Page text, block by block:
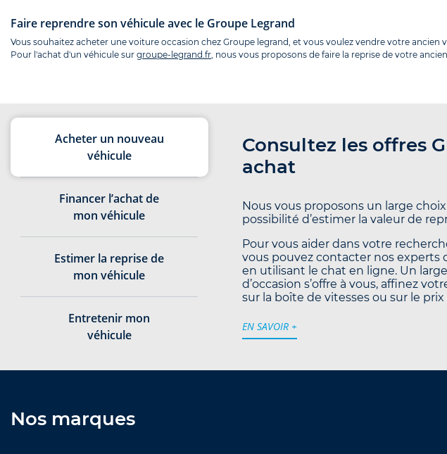
Faire reprendre son véhicule avec le Groupe Legrand
Vous souhaitez acheter une voiture occasion chez Groupe legrand, et vous voulez vendre votre
Pour l'achat d'un véhicule sur groupe-legrand.fr, nous vous proposons de faire la reprise de votre
Acheter un nouveau
véhicule
Financer l’achat de
mon véhicule
Estimer la reprise de
mon véhicule
Entretenir mon
véhicule
Consultez les offres
achat
Nous vous proposons un large
possibilité d’estimer la valeur de
Pour vous aider dans votre
vous pouvez contacter nos experts
en utilisant le chat en ligne. Un
d’occasion s’offre à vous, affinez
sur la boîte de vitesses ou sur le
EN SAVOIR +
Nos marques